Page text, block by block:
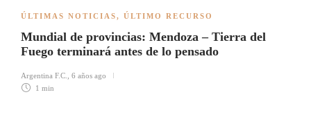
ÚLTIMAS NOTICIAS, ÚLTIMO RECURSO
Mundial de provincias: Mendoza – Tierra del
Fuego terminará antes de lo pensado
Argentina F.C.
6 años ago
1 min